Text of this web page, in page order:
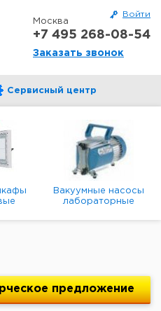
Войти
Москва
+7 495 268-08-54
Заказать звонок
Сервисный центр
Вакуумные насосы
лабораторные
мембранные
предложение